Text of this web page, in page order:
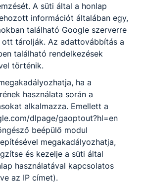
Köszönjük
Erasmus+
érkezve szeretnénk
mindazoknak, akik
a tartalmas és
időszakhoz.
A süti által a honlap
információt általában egy,
található Google szerverre
tárolják. Az adattovábbítás a
található rendelkezések
történik.
ha a
használata során a
alkalmazza. Emellett a
dlpage/gaoptout?hl=en
beépülő modul
megakadályozhatja,
és kezelje a süti által
használatával kapcsolatos
az IP címet).